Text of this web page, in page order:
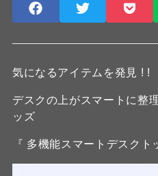
気になるアイテムを発見 ! !
デスクの上がスマートに整
ッズ
『 多機能スマートデスクト